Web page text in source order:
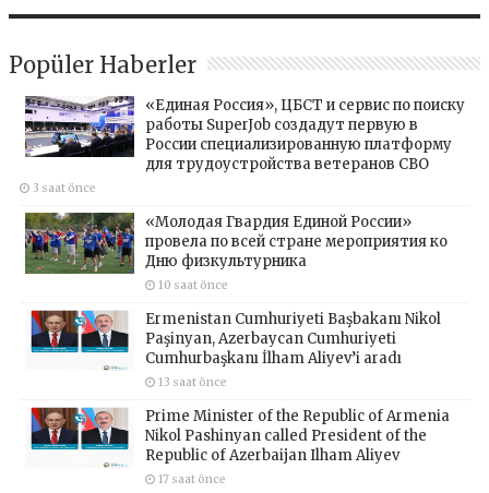
Popüler Haberler
«Единая Россия», ЦБСТ и сервис по поиску
работы SuperJob создадут первую в
России специализированную платформу
для трудоустройства ветеранов СВО
3 saat önce
«Молодая Гвардия Единой России»
провела по всей стране мероприятия ко
Дню физкультурника
10 saat önce
Ermenistan Cumhuriyeti Başbakanı Nikol
Paşinyan, Azerbaycan Cumhuriyeti
Cumhurbaşkanı İlham Aliyev’i aradı
13 saat önce
Prime Minister of the Republic of Armenia
Nikol Pashinyan called President of the
Republic of Azerbaijan Ilham Aliyev
17 saat önce